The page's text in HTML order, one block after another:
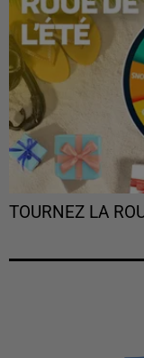
TOURNEZ LA